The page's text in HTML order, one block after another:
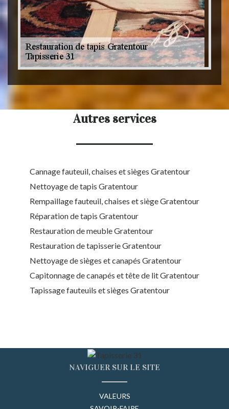
Autres services
Cannage fauteuil, chaises et sièges Gratentour
Nettoyage de tapis Gratentour
Rempaillage fauteuil, chaises et siège Gratentour
Réparation de tapis Gratentour
Restauration de meuble Gratentour
Restauration de tapisserie Gratentour
Nettoyage de sièges et canapés Gratentour
Capitonnage de canapés et tête de lit Gratentour
Tapissage fauteuils et sièges Gratentour
NAVIGUER SUR LE SITE
VALEURS